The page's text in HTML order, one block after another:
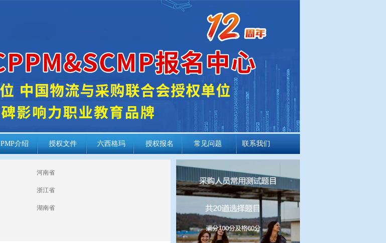
PMP介绍 授权文件 六西格玛 授权报名 常见问题 联系我们
河南省
浙江省
湖南省